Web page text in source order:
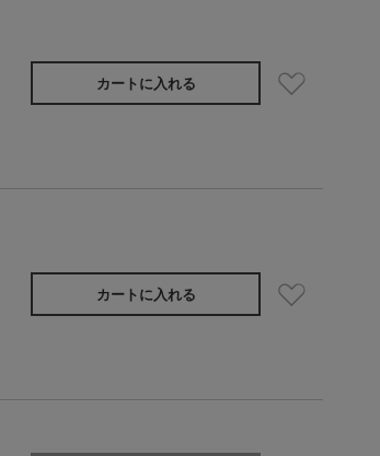
カートに入れる
カートに入れる